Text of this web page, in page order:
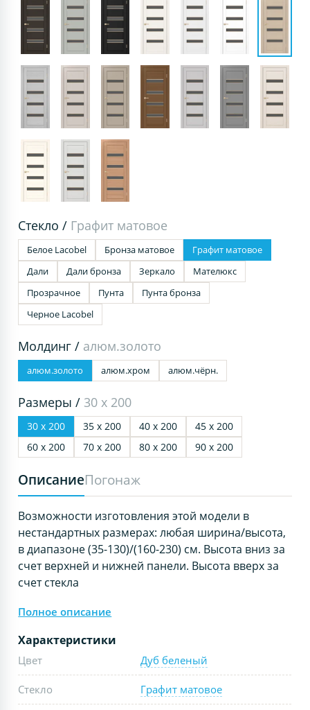
Стекло / Графит матовое
Белое Lacobel Бронза матовое
Графит матовое
Дали
Дали бронза Зеркало
Мателюкс
Прозрачное
Пунта
Пунта бронза
Черное Lacobel
Молдинг / алюм.золото
алюм.золото алюм.хром алюм.чёрн.
Размеры / 30 х 200
30 х 200 35 х 200 40 х 200
45 х 200
60 х 200
70 х 200 80 х 200 90 х 200
ОписаниеПогонаж
Возможности изготовления этой модели в
нестандартных размерах: любая ширина/высота,
в диапазоне (35-130)/(160-230) см. Высота вниз за
счет верхней и нижней панели. Высота вверх за
счет стекла
Полное описание
Характеристики
Цвет Дуб беленый
Стекло Графит матовое